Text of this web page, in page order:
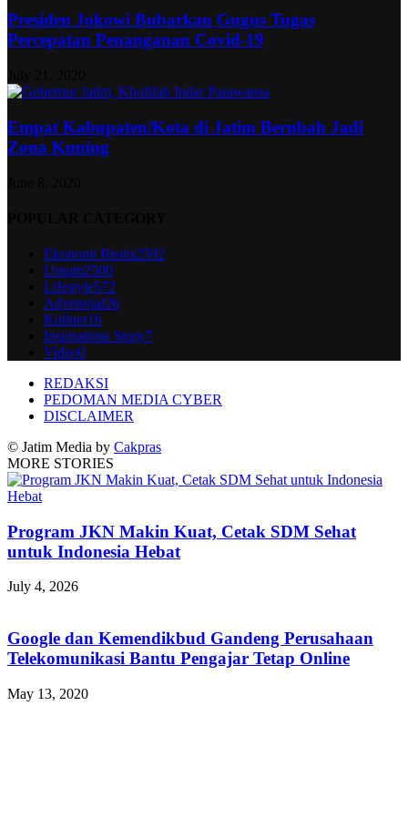
Presiden Jokowi Bubarkan Gugus Tugas
Percepatan Penanganan Covid-19
Empat Kabupaten/Kota di Jatim Berubah Jadi
Zona Kuning
Ekonomi Bisnis2592
Umum2500
Lifestyle572
Advetorial26
Kuliner16
Inspirations Story7
Video0
REDAKSI
PEDOMAN MEDIA CYBER
DISCLAIMER
© Jatim Media by Cakpras
MORE STORIES
Program JKN Makin Kuat, Cetak SDM Sehat
untuk Indonesia Hebat
July 4, 2026
Google dan Kemendikbud Gandeng Perusahaan
Telekomunikasi Bantu Pengajar Tetap Online
May 13, 2020